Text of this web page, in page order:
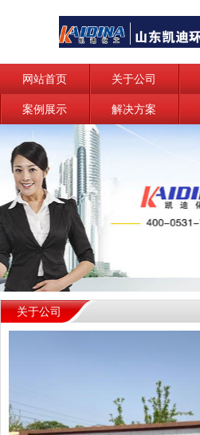
网站首页 关于公司
案例展示 解决方案
关于公司